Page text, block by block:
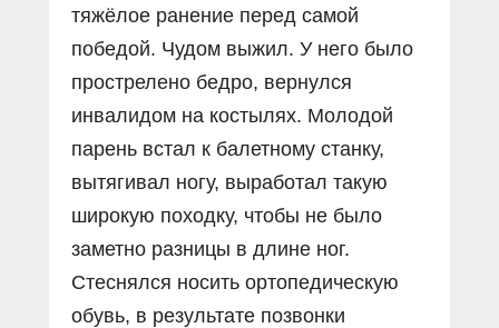
тяжёлое ранение перед самой
победой. Чудом выжил. У него было
прострелено бедро, вернулся
инвалидом на костылях. Молодой
парень встал к балетному станку,
вытягивал ногу, выработал такую
широкую походку, чтобы не было
заметно разницы в длине ног.
Стеснялся носить ортопедическую
обувь, в результате позвонки